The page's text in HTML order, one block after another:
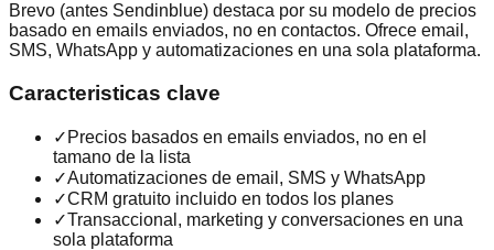
Brevo (antes Sendinblue) destaca por su modelo de precios
basado en emails enviados, no en contactos. Ofrece email,
SMS, WhatsApp y automatizaciones en una sola plataforma.
Caracteristicas clave
✓ Precios basados en emails enviados, no en el
tamano de la lista
✓Automatizaciones de email, SMS y WhatsApp
✓CRM gratuito incluido en todos los planes
✓Transaccional, marketing y conversaciones en una
sola plataforma